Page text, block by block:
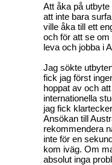
Att åka på
att inte bara
ville åka till ett
och för att se
leva och jobba i
Jag sökte
fick jag först
hoppat av och
internationella
jag fick
Ansökan till
rekommendera
inte för en
kom iväg. Om
absolut inga